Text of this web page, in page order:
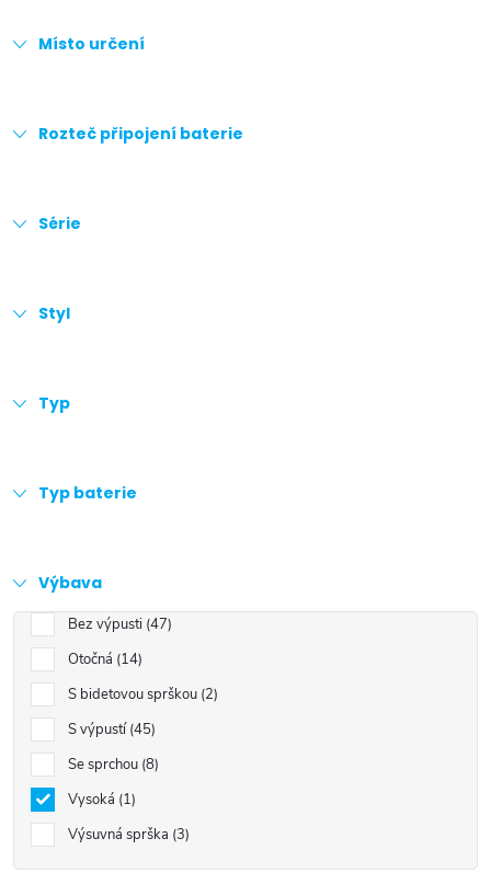
Místo určení
Rozteč připojení baterie
Série
Styl
Typ
Typ baterie
Výbava
Bez výpusti 47
Otočná 14
S bidetovou sprškou 2
S výpustí 45
Se sprchou 8
Vysoká 1
Výsuvná sprška 3